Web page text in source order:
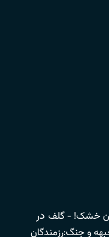
نان خشک! - گلف در
و جنگ:رزمندگان